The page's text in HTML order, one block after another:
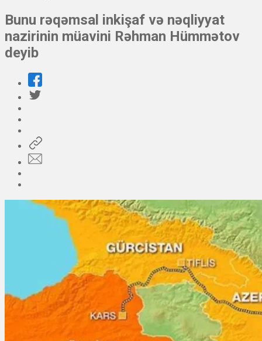
Bunu rəqəmsal inkişaf və nəqliyyat
nazirinin müavini Rəhman Hümmətov
deyib